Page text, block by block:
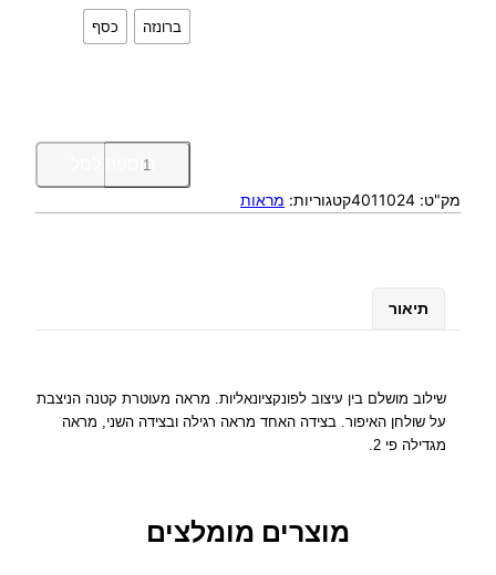
ברונזה כסף
כ
נ
ס
ד
ו
הוספה לסל
מק"ט: 4011024קטגוריות: מראות
תיאור
שילוב מושלם בין עיצוב לפונקציונאליות. מראה מעוטרת קטנה הניצבת
על שולחן האיפור. בצידה האחד מראה רגילה ובצידה השני, מראה
מגדילה פי 2.
מוצרים מומלצים